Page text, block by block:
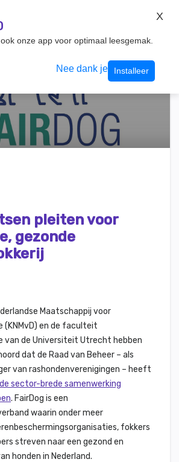
pleiten voor
gezonde
Maatschappij voor
(KNMvD) en de faculteit
van de Universiteit Utrecht hebben
dat de Raad van Beheer – als
van rashondenverenigingen – heeft
sector-brede samenwerking
. FairDog is een
waarin onder meer
fokkers
streven naar een gezond en
honden in Nederland.
onze app voor optimaal leesgemak.
Nee dank je Installeer
X